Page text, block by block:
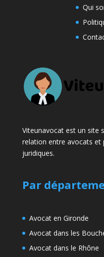
Qui
Viteunavocat est un site
relation entre avocats et
juridiques.
Par
Avocat en Gironde
Avocat dans les
Avocat dans le Rhône